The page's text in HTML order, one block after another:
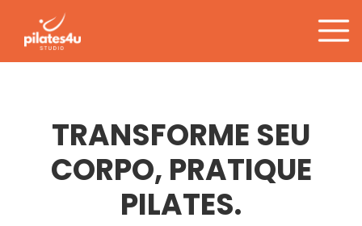
conteúdo
Tag: coluna vertebral
TRANSFORME SEU
CORPO, PRATIQUE
PILATES.